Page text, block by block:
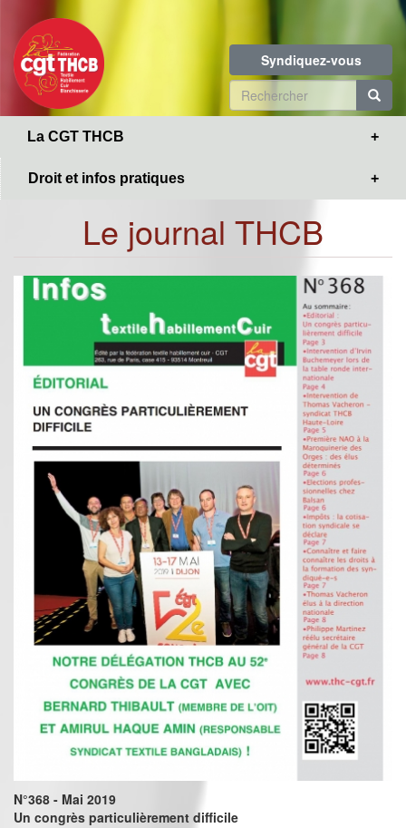
contenu
principal
Syndiquez-vous
Formulaire
de
La CGT THCB
Droit et infos pratiques
Le journal THCB
N°368 - Mai 2019
Un congrès particulièrement difficile